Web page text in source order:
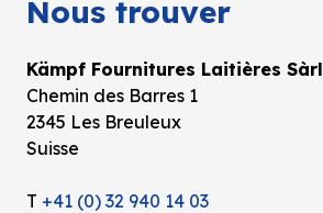
Nous trouver
Kämpf Fournitures Laitières Sàrl
Chemin des Barres 1
2345 Les Breuleux
Suisse
T +41 (0) 32 940 14 03